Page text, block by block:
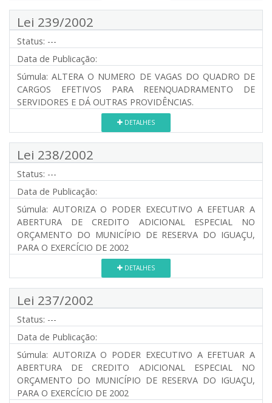
Lei 239/2002
Status: ---
Data de Publicação:
Súmula: ALTERA O NUMERO DE VAGAS DO QUADRO DE
CARGOS EFETIVOS PARA REENQUADRAMENTO DE
SERVIDORES E DÁ OUTRAS PROVIDÊNCIAS.
DETALHES
Lei 238/2002
Status: ---
Data de Publicação:
Súmula: AUTORIZA O PODER EXECUTIVO A EFETUAR A
ABERTURA DE CREDITO ADICIONAL ESPECIAL NO
ORÇAMENTO DO MUNICÍPIO DE RESERVA DO IGUAÇU,
PARA O EXERCÍCIO DE 2002
DETALHES
Lei 237/2002
Status: ---
Data de Publicação:
Súmula: AUTORIZA O PODER EXECUTIVO A EFETUAR A
ABERTURA DE CREDITO ADICIONAL ESPECIAL NO
ORÇAMENTO DO MUNICÍPIO DE RESERVA DO IGUAÇU,
PARA O EXERCÍCIO DE 2002